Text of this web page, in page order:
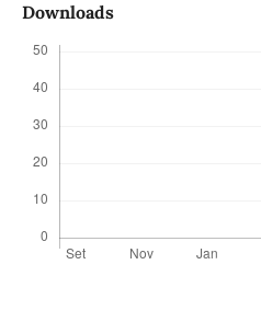
Downloads